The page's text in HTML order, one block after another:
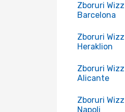
Zboruri
Barcelona
Zboruri
Heraklion
Zboruri
Alicante
Zboruri
Napoli